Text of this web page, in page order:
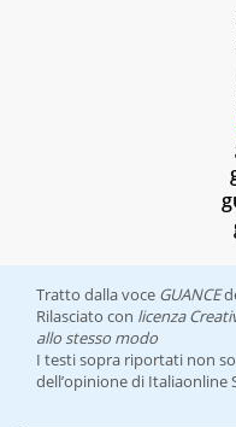
Tratto dalla voce GUANCE
Rilasciato con licenza
allo stesso modo
I testi sopra riportati non
dell’opinione di Italiaonline